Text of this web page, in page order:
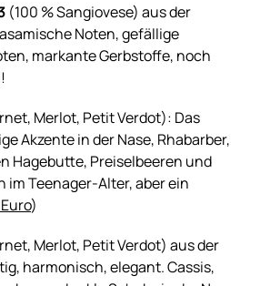
(100 % Sangiovese) aus der
Noten, gefällige
markante Gerbstoffe, noch
Merlot, Petit Verdot): Das
Akzente in der Nase, Rhabarber,
Hagebutte, Preiselbeeren und
im Teenager-Alter, aber ein
)
Merlot, Petit Verdot) aus der
harmonisch, elegant. Cassis,